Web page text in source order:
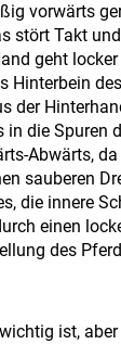
vorwärts
stört Takt
geht
Hinterbein
der
in die Spuren
Abwärts,
sauberen
die innere
einen
des
ist,